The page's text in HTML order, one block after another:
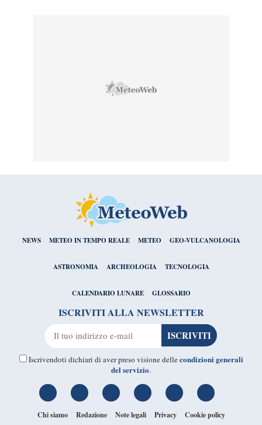
NEWS METEO IN TEMPO REALE METEO GEO-VULCANOLOGIA
ASTRONOMIA ARCHEOLOGIA TECNOLOGIA
CALENDARIO LUNARE GLOSSARIO
ISCRIVITI ALLA NEWSLETTER
Iscrivendoti dichiari di aver preso visione dellecondizioni generali
del servizio.
Chi siamo Redazione Note legali Privacy Cookie policy